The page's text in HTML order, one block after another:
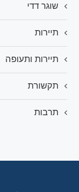
שוגר דדי
תיירות
תיירות ותעופה
תקשורת
תרבות